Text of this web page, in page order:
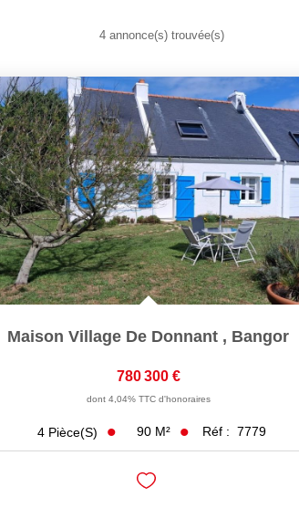
4 annonce(s) trouvée(s)
Maison Village De Donnant , Bangor
780 300 €
dont 4,04% TTC d'honoraires
4 Pièce(s) 90 M² Réf : 7779